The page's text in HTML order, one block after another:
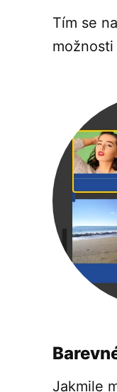
Tím se
Jakmile